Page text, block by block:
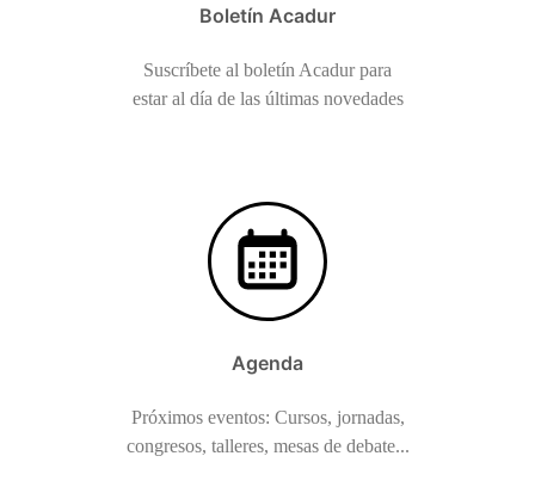
Boletín Acadur
Suscríbete al boletín Acadur para
estar al día de las últimas novedades
Agenda
Próximos eventos: Cursos, jornadas,
congresos, talleres, mesas de debate...